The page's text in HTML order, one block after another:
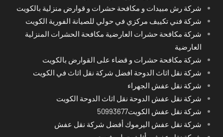
شركة رش مبيدات و مكافحة حشرات و قوارض منزلية بالكويت
شركة فني تكييف مركزي في حولي للصيانة الفورية الكويت
شركة مكافحة حشرات العارضية مكافحة الحشرات المنزلية
العارضية
شركة مكافحة حشرات و قضاء على القوارض بالكويت
شركة نقل اثاث الدوحة افضل شركة نقل اثاث في الكويت
شركة نقل عفش الجهراء
شركة نقل عفش الدوحة نقل اثاث الدوحة الكويت
شركة نقل عفش الكويت50993677
شركة نقل عفش اليرموك أفضل شركة نقل عفش